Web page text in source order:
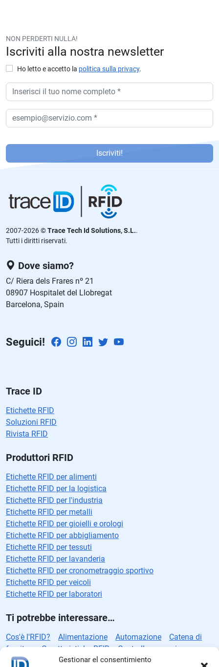
Gestionar el consentimiento
NON PERDERTI NULLA!
Iscriviti alla nostra newsletter
Ho letto e accetto la politica sulla privacy.
f
or
ej
e
st
e
c
a
o
o.
Iscriviti!
2007-2026 ©Trace Tech Id Solutions, S.L..
Tutti i diritti riservati.
Dove siamo?
C/ Riera dels Frares nº 21
08907 Hospitalet del Llobregat
Barcelona, Spain
Seguici!
Trace ID
Etichette RFID
Soluzioni RFID
Rivista RFID
Produttori RFID
Etichette RFID per alimenti
Etichette RFID per la logistica
Etichette RFID per l'industria
Etichette RFID per metalli
Etichette RFID per gioielli e orologi
Etichette RFID per abbigliamento
Etichette RFID per tessuti
Etichette RFID per lavanderia
Etichette RFID per cronometraggio sportivo
Etichette RFID per veicoli
Etichette RFID per laboratori
Ti potrebbe interessare…
Cos'è l'RFID? Alimentazione Automazione
Catena di
fornitura
Caratteristiche RFID
Controllo accessi
Controllo qualità
Direttive RFID Standard RFID